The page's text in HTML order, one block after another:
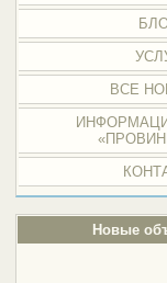
ВСЕ
Новые